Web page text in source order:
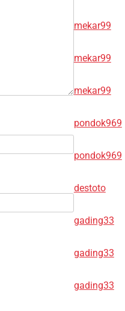
mekar99
mekar99
mekar99
pondok969
pondok969
destoto
gading33
gading33
gading33